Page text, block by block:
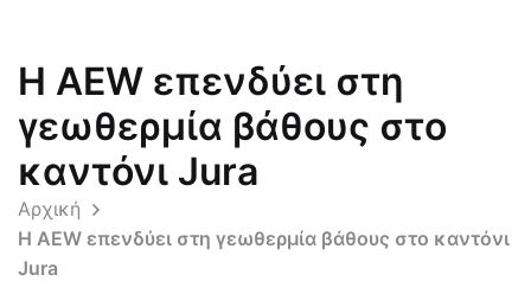
Η AEW επενδύει στη
γεωθερμία βάθους στο
καντόνι Jura
Αρχική
Η AEW επενδύει στη γεωθερμία βάθους στο καντόνι
Jura